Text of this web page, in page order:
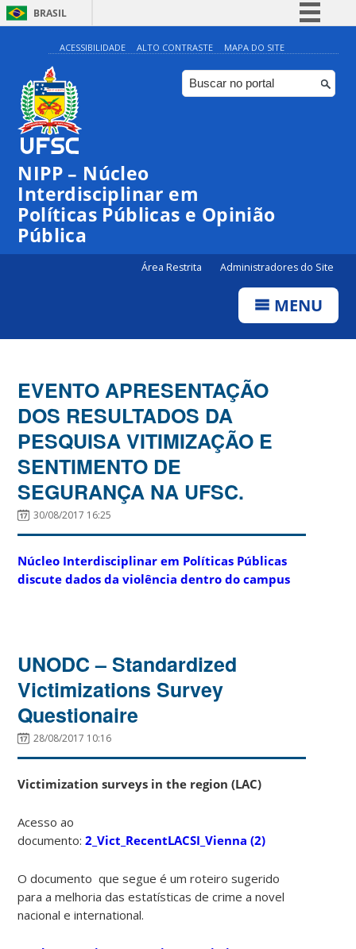
BRASIL
Simplifique!
Comunica BR
Participe
ACESSIBILIDADE ALTO CONTRASTE MAPA DO SITE
NIPP – Núcleo
Interdisciplinar em
Políticas Públicas e Opinião
Pública
Área Restrita Administradores do Site
MENU
EVENTO APRESENTAÇÃO
DOS RESULTADOS DA
PESQUISA VITIMIZAÇÃO E
SENTIMENTO DE
SEGURANÇA NA UFSC.
30/08/2017 16:25
Núcleo Interdisciplinar em Políticas Públicas
discute dados da violência dentro do campus
UNODC – Standardized
Victimizations Survey
Questionaire
28/08/2017 10:16
Victimization surveys in the region (LAC)
Acesso ao
documento:2_Vict_RecentLACSI_Vienna (2)
O documento que segue é um roteiro sugerido
para a melhoria das estatísticas de crime a novel
nacional e international.